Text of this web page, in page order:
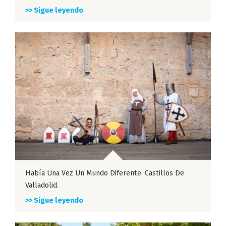
>> Sigue leyendo
Había Una Vez Un Mundo Diferente. Castillos De
Valladolid.
>> Sigue leyendo